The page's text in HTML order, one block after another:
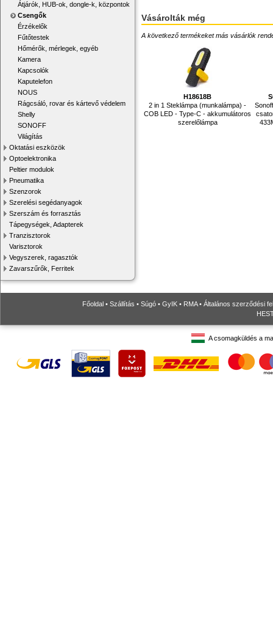
Átjárók, HUB-ok, dongle-k, központok
Csengők
Érzékelők
Fűtőtestek
Hőmérők, mérlegek, egyéb
Kamera
Kapcsolók
Kaputelefon
NOUS
Rágcsáló, rovar és kártevő védelem
Shelly
SONOFF
Világítás
Oktatási eszközök
Optoelektronika
Peltier modulok
Pneumatika
Szenzorok
Szerelési segédanyagok
Szerszám és forrasztás
Tápegységek, Adapterek
Tranzisztorok
Varisztorok
Vegyszerek, ragasztók
Zavarszűrők, Ferritek
Vásárolták még
A következő termékeket más vásárlók
H18618B
2 in 1 Steklámpa (munkalámpa) -
COB LED - Type-C - akkumulátoros
szerelőlámpa
Főoldal • Szállítás • Súgó • GyIK • RMA• Általános szerződési
A csomagküldés a